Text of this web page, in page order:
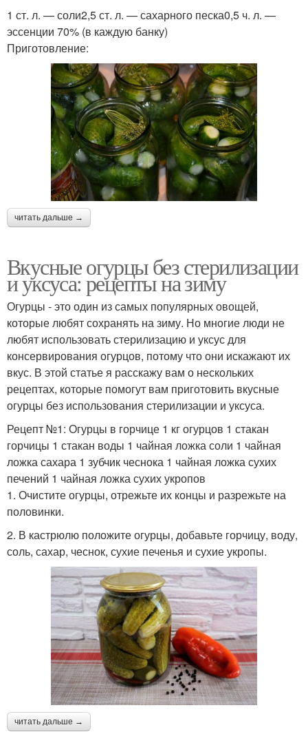
1 ст. л. — соли2,5 ст. л. — сахарного песка0,5 ч. л. —
эссенции 70% (в каждую банку)
Приготовление:
читать дальше →
Вкусные огурцы без стерилизации
и уксуса: рецепты на зиму
Огурцы - это один из самых популярных овощей,
которые любят сохранять на зиму. Но многие люди не
любят использовать стерилизацию и уксус для
консервирования огурцов, потому что они искажают их
вкус. В этой статье я расскажу вам о нескольких
рецептах, которые помогут вам приготовить вкусные
огурцы без использования стерилизации и уксуса.
Рецепт №1: Огурцы в горчице 1 кг огурцов 1 стакан
горчицы 1 стакан воды 1 чайная ложка соли 1 чайная
ложка сахара 1 зубчик чеснока 1 чайная ложка сухих
печений 1 чайная ложка сухих укропов
1. Очистите огурцы, отрежьте их концы и разрежьте на
половинки.
2. В кастрюлю положите огурцы, добавьте горчицу, воду,
соль, сахар, чеснок, сухие печенья и сухие укропы.
читать дальше →